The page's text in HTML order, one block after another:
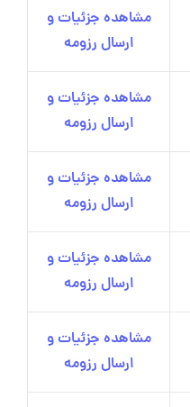
مشاهده جزئیات و
ارسال رزومه
مشاهده جزئیات و
ارسال رزومه
مشاهده جزئیات و
ارسال رزومه
مشاهده جزئیات و
ارسال رزومه
مشاهده جزئیات و
ارسال رزومه